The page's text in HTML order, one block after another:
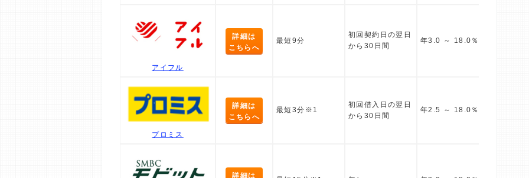
アイフル
詳細は
こちらへ
最短9分
初回契約日の翌日
から30日間
年3.0 ～ 18.0％
プロミス
詳細は
こちらへ
最短3分※1
初回借入日の翌日
から30日間
年2.5 ～ 18.0％
詳細は